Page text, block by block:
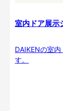
室内ドア展示
DAIKENの室
す。